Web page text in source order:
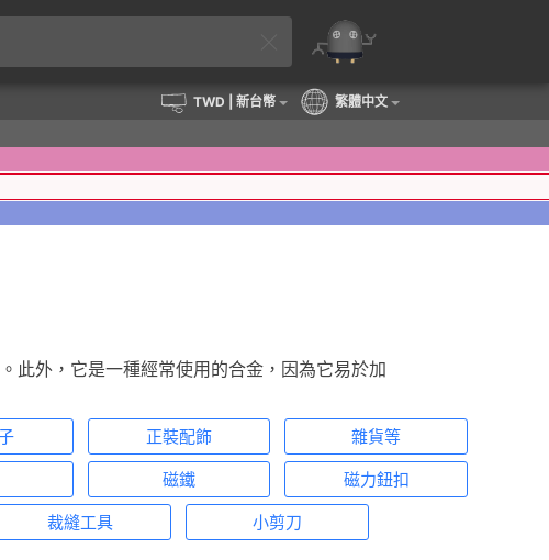
TWD | 新台幣 繁體中文
此外，它是一種經常使用的合金，因為它易於加
正裝配飾 雜貨等
磁鐵 磁力鈕扣
裁縫工具 小剪刀